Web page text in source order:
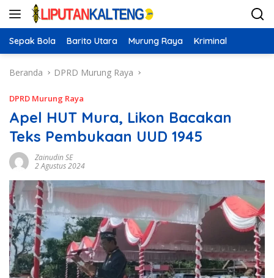
Langsung
Sepak Bola Barito Utara Murung Raya Kriminal
Beranda DPRD Murung Raya
DPRD Murung Raya
Apel HUT Mura, Likon Bacakan
Teks Pembukaan UUD 1945
Zainudin SE
2 Agustus 2024